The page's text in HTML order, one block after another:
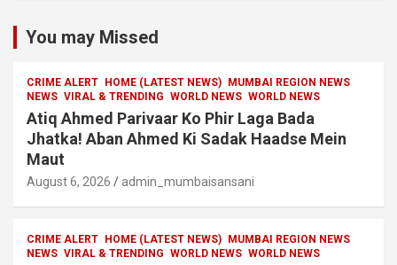
You may Missed
CRIME ALERT HOME (LATEST NEWS)
MUMBAI REGION NEWS
NEWS VIRAL & TRENDING WORLD NEWS WORLD NEWS
Atiq Ahmed Parivaar Ko Phir Laga Bada
Jhatka! Aban Ahmed Ki Sadak Haadse Mein
Maut
August 6, 2026 admin_mumbaisansani
CRIME ALERT HOME (LATEST NEWS)
MUMBAI REGION NEWS
NEWS VIRAL & TRENDING WORLD NEWS WORLD NEWS